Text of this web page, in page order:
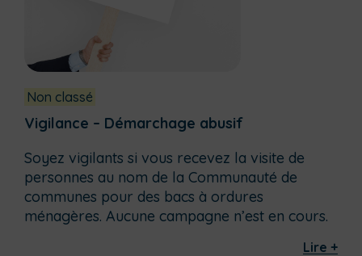
Non classé
Vigilance – Démarchage abusif
Soyez vigilants si vous recevez la visite de
personnes au nom de la Communauté de
communes pour des bacs à ordures
ménagères. Aucune campagne n’est en cours.
Lire +